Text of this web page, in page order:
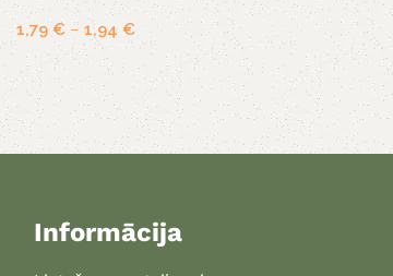
1,79€ – 1,94 €
Informācija